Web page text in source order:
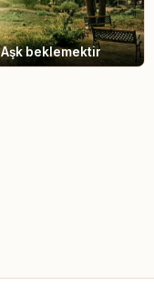
Aşk beklemektir